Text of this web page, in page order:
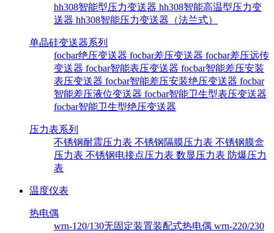
hh308智能型压力变送器 hh308智能高温型压力变
送器 hh308智能压力变送器（法兰式）
单晶硅变送器系列
focbar绝压变送器 focbar差压变送器 focbar差压远传
变送器 focbar智能表压变送器 focbar智能差压安装
表压变送器 focbar智能差压安装绝压变送器 focbar
智能差压液位变送器 focbar智能卫生型表压变送器
focbar智能卫生型绝压变送器
压力表系列
不锈钢耐震压力表 不锈钢隔膜压力表 不锈钢膜盒
压力表 不锈钢电接点压力表 数显压力表 防爆压力
表
温度仪表
热电偶
wrn-120/130无固定装置装配式热电偶 wrn-220/230